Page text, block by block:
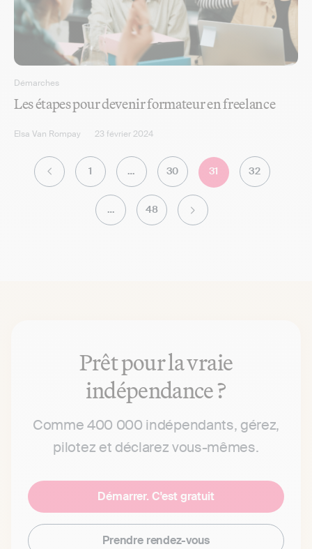
Démarches
Les étapes pour devenir formateur en freelance
Elsa Van Rompay 23 février 2024
P 1 … 30 31 32
… 48 S
Prêt pour la vraie
indépendance ?
Comme 400 000 indépendants, gérez,
pilotez et déclarez vous-mêmes.
Démarrer. C'est gratuit
Prendre rendez-vous